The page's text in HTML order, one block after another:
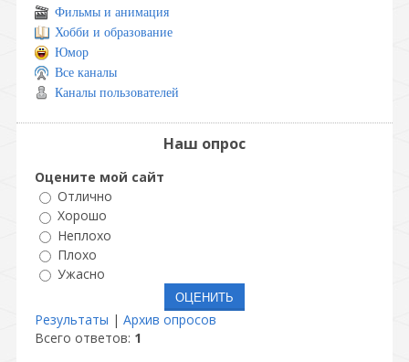
Фильмы и анимация
Хобби и образование
Юмор
Все каналы
Каналы пользователей
Наш опрос
Оцените мой сайт
Отлично
Хорошо
Неплохо
Плохо
Ужасно
Результаты | Архив опросов
Всего ответов: 1